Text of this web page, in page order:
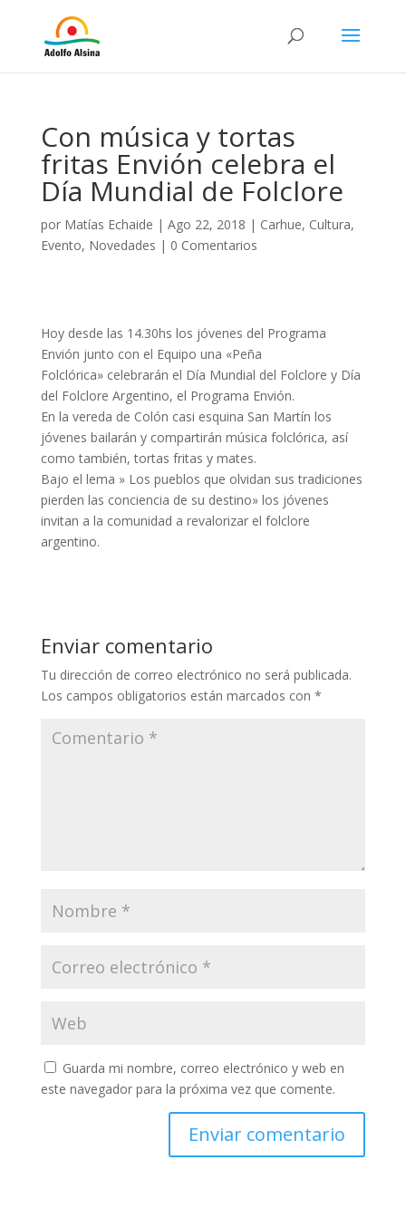
Con música y tortas
fritas Envión celebra el
Día Mundial de Folclore
por Matías Echaide | Ago 22, 2018 | Carhue, Cultura,
Evento, Novedades | 0 Comentarios
Hoy desde las 14.30hs los jóvenes del Programa
Envión junto con el Equipo una «Peña
Folclórica» celebrarán el Día Mundial del Folclore y Día
del Folclore Argentino, el Programa Envión.
En la vereda de Colón casi esquina San Martín los
jóvenes bailarán y compartirán música folclórica, así
como también, tortas fritas y mates.
Bajo el lema » Los pueblos que olvidan sus tradiciones
pierden las conciencia de su destino» los jóvenes
invitan a la comunidad a revalorizar el folclore
argentino.
Enviar comentario
Tu dirección de correo electrónico no será publicada.
Los campos obligatorios están marcados con *
Guarda mi nombre, correo electrónico y web en
este navegador para la próxima vez que comente.